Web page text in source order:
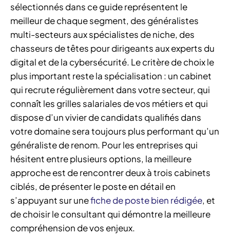
sélectionnés dans ce guide représentent le
meilleur de chaque segment, des généralistes
multi-secteurs aux spécialistes de niche, des
chasseurs de têtes pour dirigeants aux experts du
digital et de la cybersécurité. Le critère de choix le
plus important reste la spécialisation : un cabinet
qui recrute régulièrement dans votre secteur, qui
connaît les grilles salariales de vos métiers et qui
dispose d’un vivier de candidats qualifiés dans
votre domaine sera toujours plus performant qu’un
généraliste de renom. Pour les entreprises qui
hésitent entre plusieurs options, la meilleure
approche est de rencontrer deux à trois cabinets
ciblés, de présenter le poste en détail en
s’appuyant sur unefiche de poste bien rédigée, et
de choisir le consultant qui démontre la meilleure
compréhension de vos enjeux.